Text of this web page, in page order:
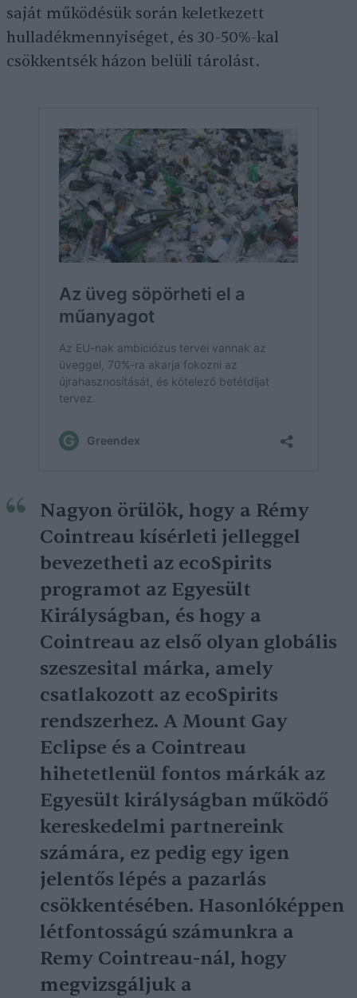
saját működésük során keletkezett
hulladékmennyiséget, és 30-50%-kal
csökkentsék házon belüli tárolást.
Nagyon örülök, hogy a Rémy
Cointreau kísérleti jelleggel
bevezetheti az ecoSpirits
programot az Egyesült
Királyságban, és hogy a
Cointreau az első olyan globális
szeszesital márka, amely
csatlakozott az ecoSpirits
rendszerhez. A Mount Gay
Eclipse és a Cointreau
hihetetlenül fontos márkák az
Egyesült királyságban működő
kereskedelmi partnereink
számára, ez pedig egy igen
jelentős lépés a pazarlás
csökkentésében. Hasonlóképpen
létfontosságú számunkra a
Remy Cointreau-nál, hogy
megvizsgáljuk a